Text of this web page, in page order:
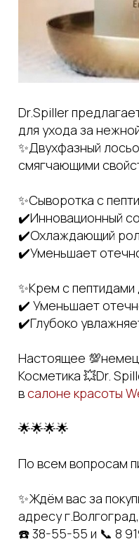
Dr.Spiller
для ухода за
✨️Двухфазный
смягчающими
✨️Сыворотка с
✔️Инновационный
✔️Охлаждающий
✔️Уменьшает
✨️Крем с пептидами
✔️ Уменьшает
✔️Глубоко
Настоящее
Косметика 💥Dr.
всалоне красоты
🌟🌟🌟🌟
По всем вопросам
✨Ждём вас за
адресу г.Волгоград,
☎️ 38-55-55 и 📞 8